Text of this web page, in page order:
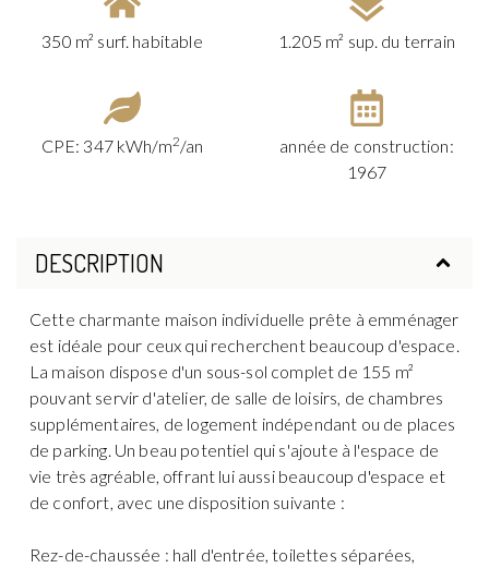
350 m² surf. habitable 1.205 m² sup. du terrain
CPE: 347 kWh/m2/an
année de construction:
1967
DESCRIPTION
Cette charmante maison individuelle prête à emménager
est idéale pour ceux qui recherchent beaucoup d'espace.
La maison dispose d'un sous-sol complet de 155 m²
pouvant servir d'atelier, de salle de loisirs, de chambres
supplémentaires, de logement indépendant ou de places
de parking. Un beau potentiel qui s'ajoute à l'espace de
vie très agréable, offrant lui aussi beaucoup d'espace et
de confort, avec une disposition suivante :
Rez-de-chaussée : hall d'entrée, toilettes séparées,